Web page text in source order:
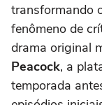
transformando
fenômeno de
drama original
Peacock, a
temporada